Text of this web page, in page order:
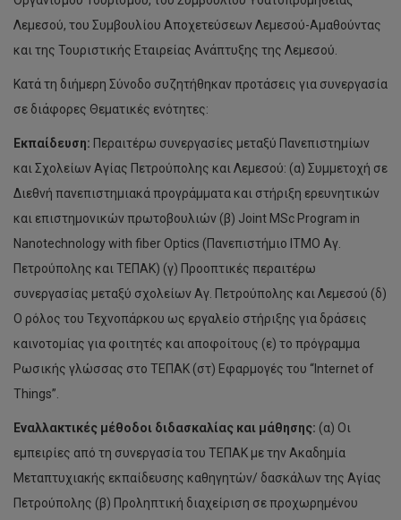
Λεμεσού, του Συμβουλίου Αποχετεύσεων Λεμεσού-Αμαθούντας
και της Τουριστικής Εταιρείας Ανάπτυξης της Λεμεσού.
Κατά τη διήμερη Σύνοδο συζητήθηκαν προτάσεις για συνεργασία
σε διάφορες Θεματικές ενότητες:
Εκπαίδευση: Περαιτέρω συνεργασίες μεταξύ Πανεπιστημίων
και Σχολείων Αγίας Πετρούπολης και Λεμεσού: (α) Συμμετοχή σε
Διεθνή πανεπιστημιακά προγράμματα και στήριξη ερευνητικών
και επιστημονικών πρωτοβουλιών (β) Joint MSc Program in
Νanotechnology with fiber Optics (Πανεπιστήμιο ΙΤΜΟ Αγ.
Πετρούπολης και ΤΕΠΑΚ) (γ) Προοπτικές περαιτέρω
συνεργασίας μεταξύ σχολείων Αγ. Πετρούπολης και Λεμεσού (δ)
Ο ρόλος του Τεχνοπάρκου ως εργαλείο στήριξης για δράσεις
καινοτομίας για φοιτητές και αποφοίτους (ε) το πρόγραμμα
Ρωσικής γλώσσας στο ΤΕΠΑΚ (στ) Εφαρμογές του “Internet of
Things”.
Εναλλακτικές μέθοδοι διδασκαλίας και μάθησης: (α) Οι
εμπειρίες από τη συνεργασία του ΤΕΠΑΚ με την Ακαδημία
Μεταπτυχιακής εκπαίδευσης καθηγητών/ δασκάλων της Αγίας
Πετρούπολης (β) Προληπτική διαχείριση σε προχωρημένου